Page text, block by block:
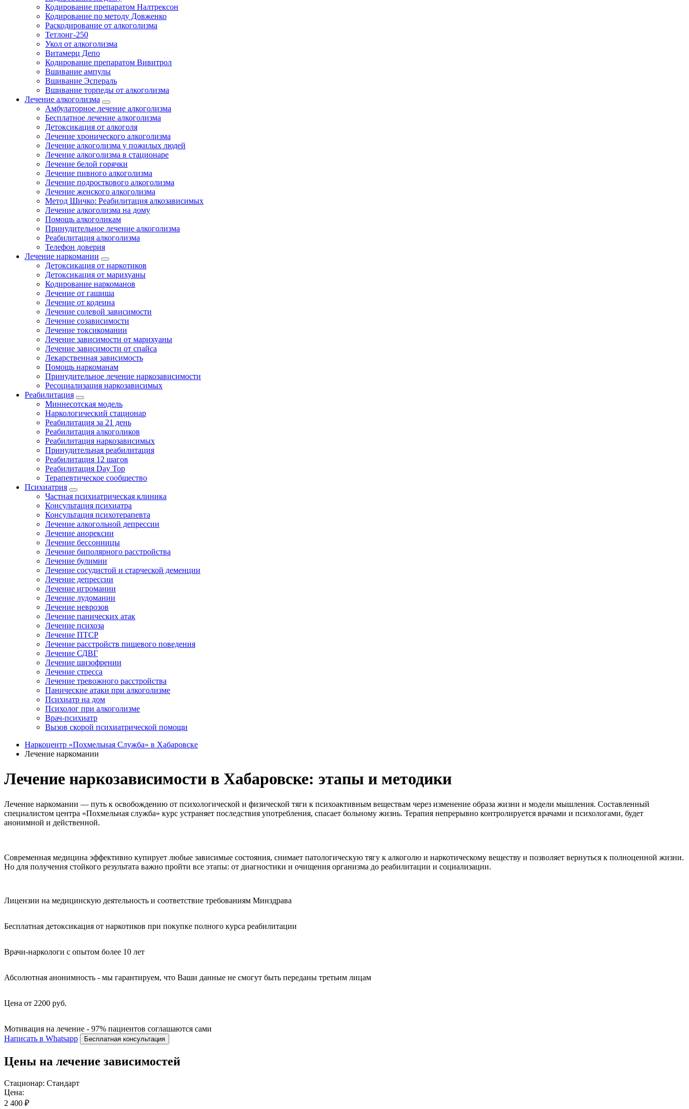
Кодирование препаратом Налтрексон
Кодирование по методу Довженко
Раскодирование от алкоголизма
Тетлонг-250
Укол от алкоголизма
Витамерц Депо
Кодирование препаратом Вивитрол
Вшивание ампулы
Вшивание Эспераль
Вшивание торпеды от алкоголизма
Лечение алкоголизма
Амбулаторное лечение алкоголизма
Бесплатное лечение алкоголизма
Детоксикация от алкоголя
Лечение хронического алкоголизма
Лечение алкоголизма у пожилых людей
Лечение алкоголизма в стационаре
Лечение белой горячки
Лечение пивного алкоголизма
Лечение подросткового алкоголизма
Лечение женского алкоголизма
Метод Шичко: Реабилитация алкозависимых
Лечение алкоголизма на дому
Помощь алкоголикам
Принудительное лечение алкоголизма
Реабилитация алкоголизма
Телефон доверия
Лечение наркомании
Детоксикация от наркотиков
Детоксикация от марихуаны
Кодирование наркоманов
Лечение от гашиша
Лечение от кодеина
Лечение солевой зависимости
Лечение созависимости
Лечение токсикомании
Лечение зависимости от марихуаны
Лечение зависимости от спайса
Лекарственная зависимость
Помощь наркоманам
Принудительное лечение наркозависимости
Ресоциализация наркозависимых
Реабилитация
Миннесотская модель
Наркологический стационар
Реабилитация за 21 день
Реабилитация алкоголиков
Реабилитация наркозависимых
Принудительная реабилитация
Реабилитация 12 шагов
Реабилитация Day Top
Терапевтическое сообщество
Психиатрия
Частная психиатрическая клиника
Консультация психиатра
Консультация психотерапевта
Лечение алкогольной депрессии
Лечение анорексии
Лечение бессонницы
Лечение биполярного расстройства
Лечение булимии
Лечение сосудистой и старческой деменции
Лечение депрессии
Лечение игромании
Лечение лудомании
Лечение неврозов
Лечение панических атак
Лечение психоза
Лечение ПТСР
Лечение расстройств пищевого поведения
Лечение СДВГ
Лечение шизофрении
Лечение стресса
Лечение тревожного расстройства
Панические атаки при алкоголизме
Психиатр на дом
Психолог при алкоголизме
Врач-психиатр
Вызов скорой психиатрической помощи
Наркоцентр «Похмельная Служба» в Хабаровске
Лечение наркомании
Лечение наркозависимости в Хабаровске: этапы и методики
Лечение наркомании — путь к освобождению от психологической и физической тяги к психоактивным веществам через изменение образа жизни и модели мышления. Составленный
специалистом центра «Похмельная служба» курс устраняет последствия употребления, спасает больному жизнь. Терапия непрерывно контролируется врачами и психологами, будет
анонимной и действенной.
Современная медицина эффективно купирует любые зависимые состояния, снимает патологическую тягу к алкоголю и наркотическому веществу и позволяет вернуться к полноценной жизни.
Но для получения стойкого результата важно пройти все этапы: от диагностики и очищения организма до реабилитации и социализации.
Лицензии на медицинскую деятельность и соответствие требованиям Минздрава
Бесплатная детоксикация от наркотиков при покупке полного курса реабилитации
Врачи-наркологи с опытом более 10 лет
Абсолютная анонимность - мы гарантируем, что Ваши данные не смогут быть переданы третьим лицам
Цена от 2200 руб.
Мотивация на лечение - 97% пациентов соглашаются сами
Написать в Whatsapp
Бесплатная консультация
Цены на лечение зависимостей
Стационар: Стандарт
Цена:
2 400 ₽